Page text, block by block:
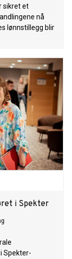
sikret et
nå
lønnstillegg blir
i Spekter
Spekter-